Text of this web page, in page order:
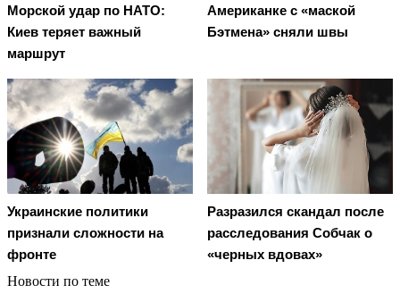
Морской удар по НАТО:
Киев теряет важный
маршрут
Американке с «маской
Бэтмена» сняли швы
Украинские политики
признали сложности на
фронте
Разразился скандал после
расследования Собчак о
«черных вдовах»
Новости по теме